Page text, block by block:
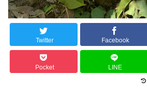
Twitter Facebook
Pocket LINE